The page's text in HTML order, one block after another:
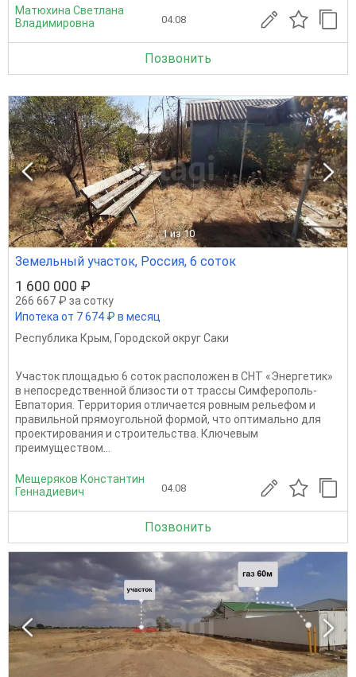
Матюхина Светлана
Владимировна
04.08
Позвонить
1 из 10
Земельный участок, Россия, 6 соток
1 600 000 ₽
266 667 ₽ за сотку
Ипотека от 7 674 ₽ в месяц
Республика Крым, Городской округ Саки
Участок площадью 6 соток расположен в СНТ «Энергетик»
в непосредственной близости от трассы Симферополь-
Евпатория. Территория отличается ровным рельефом и
правильной прямоугольной формой, что оптимально для
проектирования и строительства. Ключевым
преимуществом...
Мещеряков Константин
Геннадиевич
04.08
Позвонить